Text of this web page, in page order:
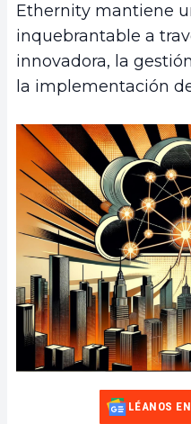
Ethernity mantiene
inquebrantable a
innovadora, la
la implementación
LÉANOS